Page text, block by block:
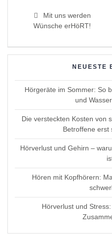
Previous
post:
Mit uns werden
Wünsche erHöRT!
NEUESTE
Hörgeräte im Sommer: So
und
Die versteckten Kosten von
Betroffene erst
Hörverlust und Gehirn –
Hören mit Kopfhörern:
Hörverlust und